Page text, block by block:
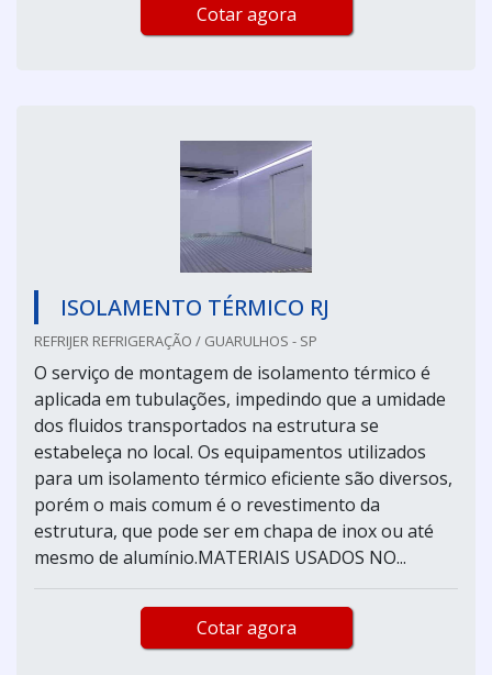
Cotar agora
ISOLAMENTO TÉRMICO RJ
REFRIJER REFRIGERAÇÃO / GUARULHOS - SP
O serviço de montagem de isolamento térmico é
aplicada em tubulações, impedindo que a umidade
dos fluidos transportados na estrutura se
estabeleça no local. Os equipamentos utilizados
para um isolamento térmico eficiente são diversos,
porém o mais comum é o revestimento da
estrutura, que pode ser em chapa de inox ou até
mesmo de alumínio.MATERIAIS USADOS NO...
Cotar agora